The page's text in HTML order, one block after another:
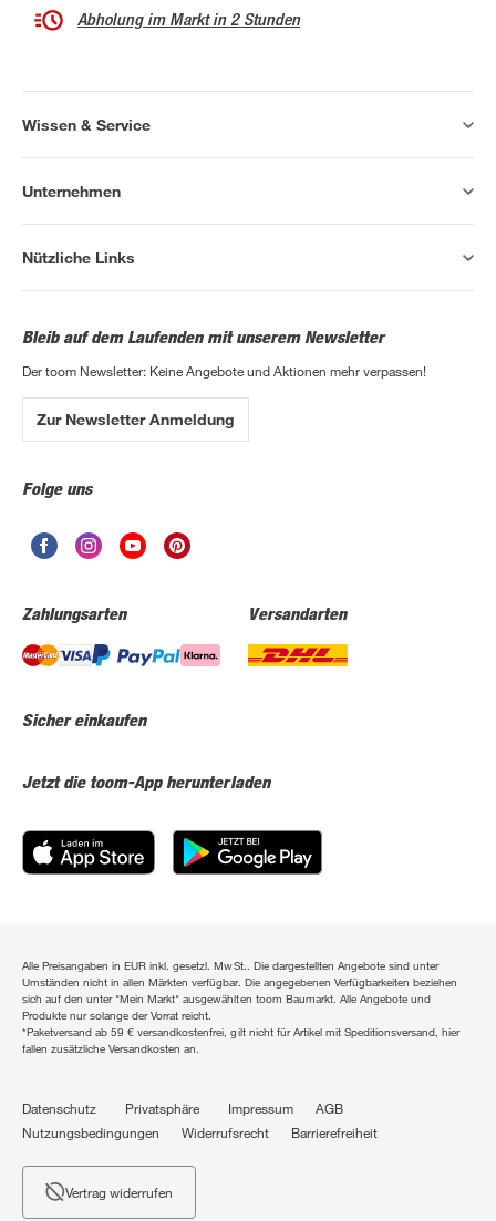
Abholung im Markt in 2 Stunden
Wissen & Service
Unternehmen
Nützliche Links
Bleib auf dem Laufenden mit unserem Newsletter
Der toom Newsletter: Keine Angebote und Aktionen mehr verpassen!
Zur Newsletter Anmeldung
Folge uns
Zahlungsarten Versandarten
Sicher einkaufen
Jetzt die toom-App herunterladen
Alle Preisangaben in EUR inkl. gesetzl. MwSt.. Die dargestellten Angebote sind unter
Umständen nicht in allen Märkten verfügbar. Die angegebenen Verfügbarkeiten beziehen
sich auf den unter "Mein Markt" ausgewählten toom Baumarkt. Alle Angebote und
Produkte nur solange der Vorrat reicht.
*Paketversand ab 59 € versandkostenfrei, gilt nicht für Artikel mit Speditionsversand, hier
fallen zusätzliche Versandkosten an.
Datenschutz Privatsphäre Impressum
AGB
Nutzungsbedingungen
Widerrufsrecht Barrierefreiheit
Vertrag widerrufen